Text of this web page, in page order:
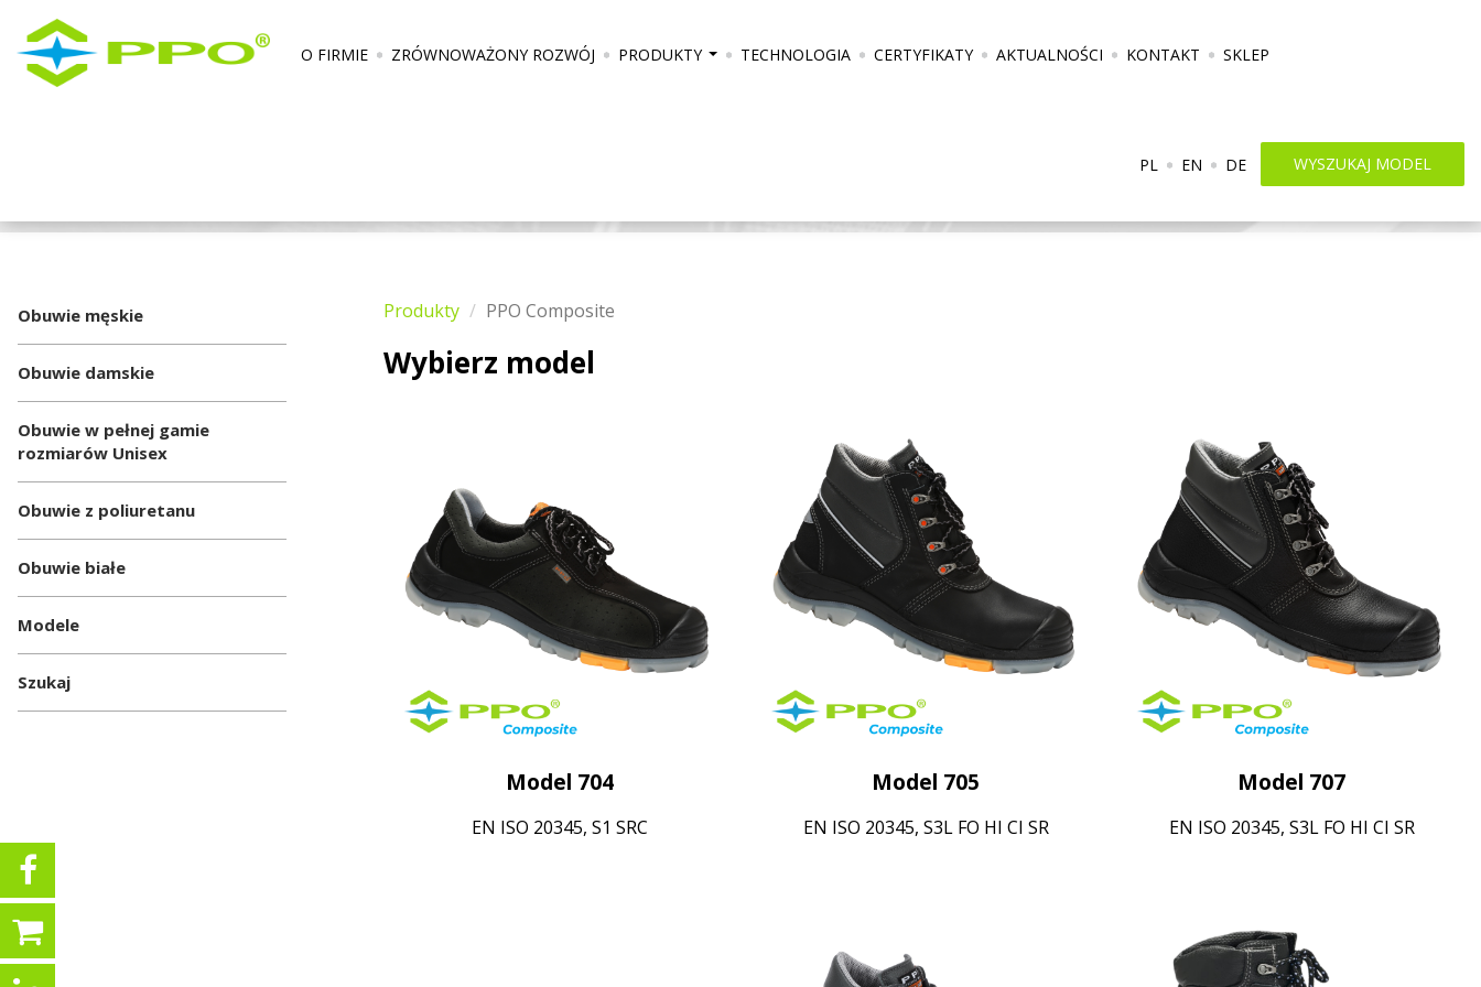
O FIRMIE ZRÓWNOWAŻONY ROZWÓJ PRODUKTY TECHNOLOGIA CERTYFIKATY AKTUALNOŚCI KONTAKT SKLEP
WYSZUKAJ MODEL
PL EN DE PRODUKTY
Obuwie męskie
Obuwie damskie
Obuwie w pełnej gamie
rozmiarów Unisex
Obuwie z poliuretanu
Obuwie białe
Modele
Szukaj
Produkty PPO Composite
Wybierz model
Model 704
EN ISO 20345, S1 SRC
Model 705
EN ISO 20345, S3L FO HI CI SR
Model 707
EN ISO 20345, S3L FO HI CI SR